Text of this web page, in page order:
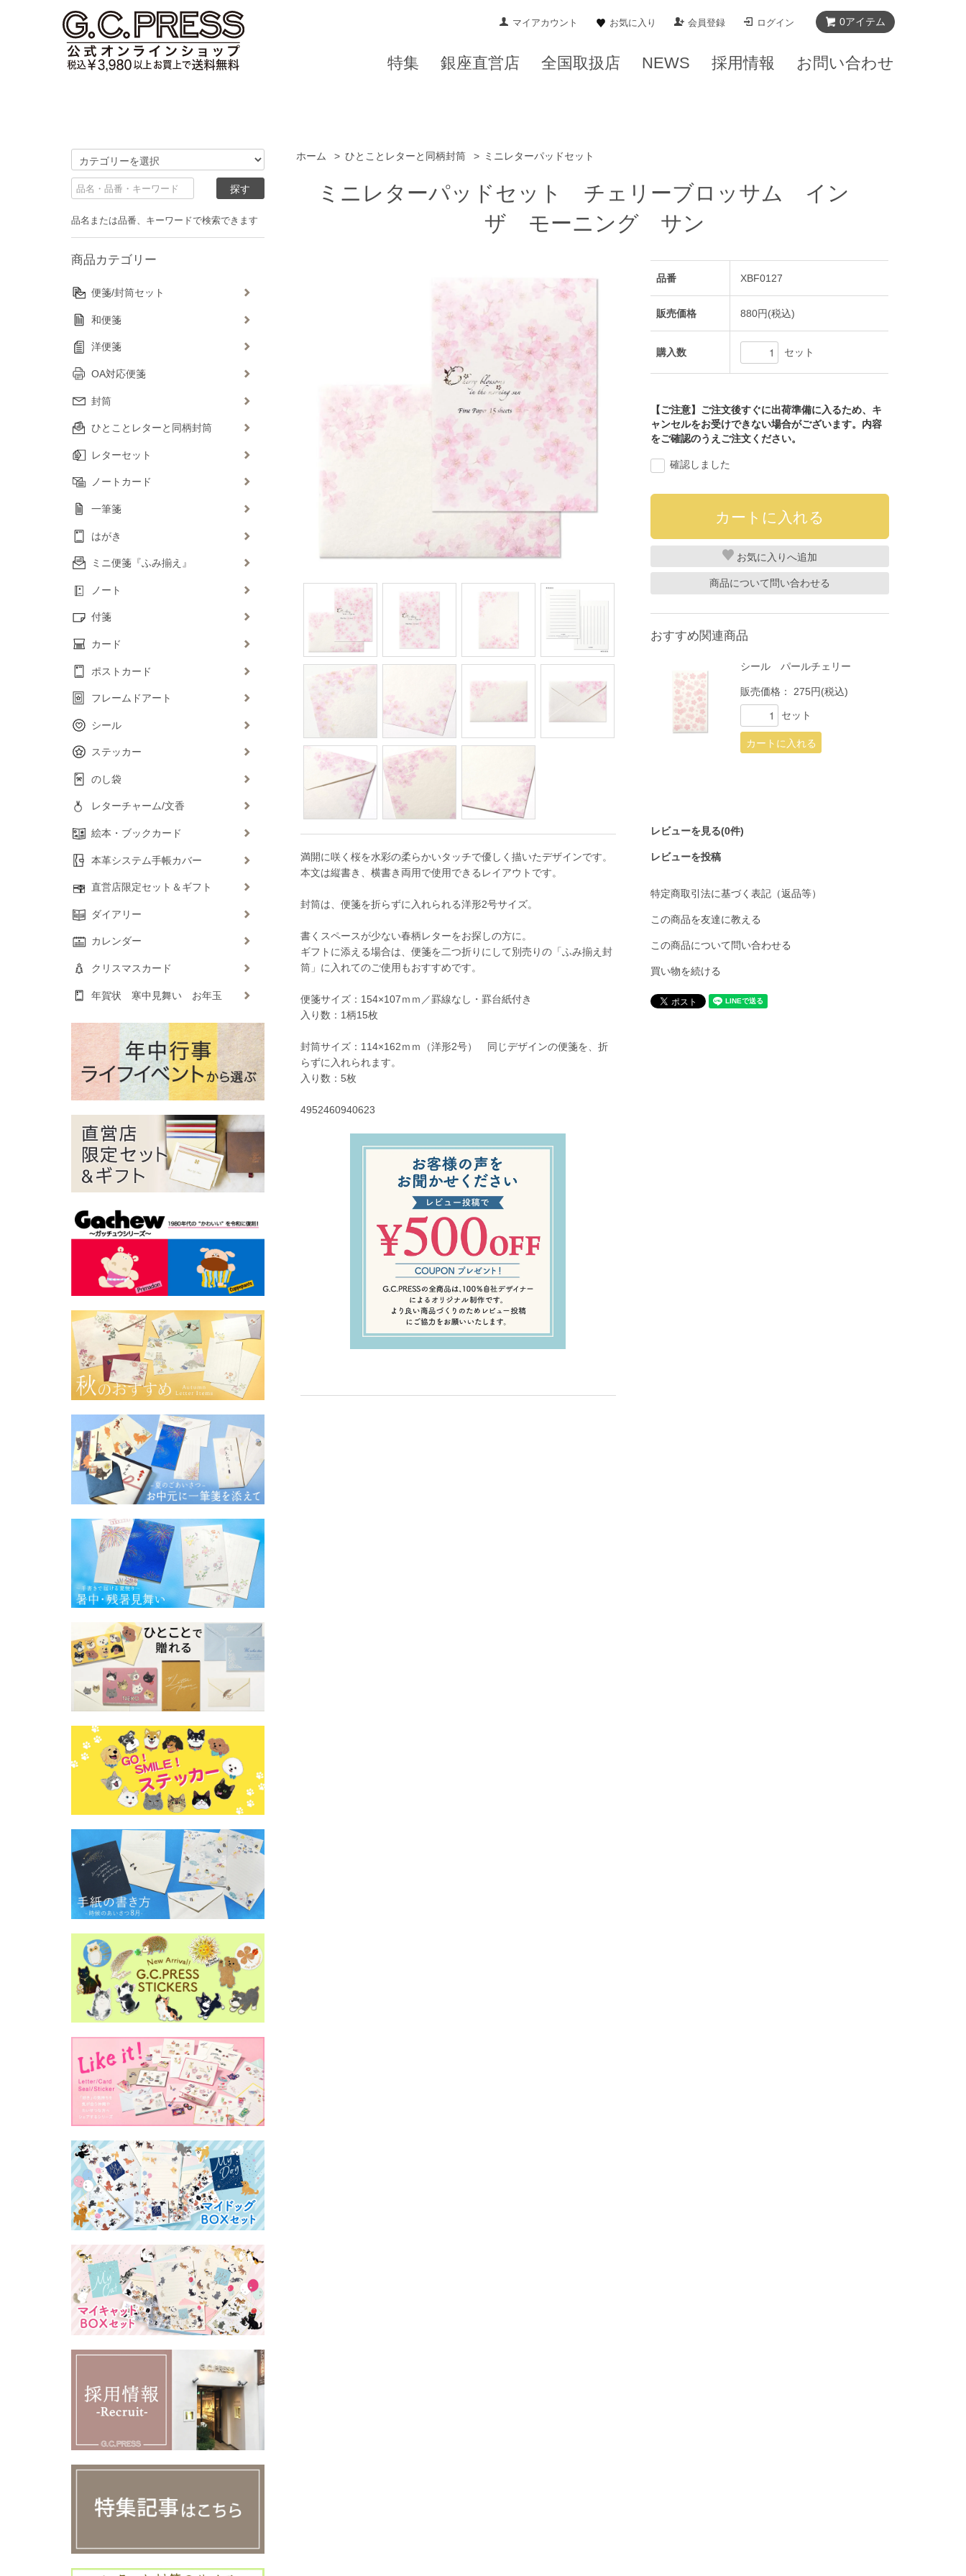
ホーム > ひとことレターと同柄封筒 > ミニレターパッドセット
ミニレターパッドセット チェリーブロッサム イン
ザ モーニング サン
満開に咲く桜を水彩の柔らかいタッチで優しく描いたデザインです。
本文は縦書き、横書き両用で使用できるレイアウトです。
封筒は、便箋を折らずに入れられる洋形2号サイズ。
書くスペースが少ない春柄レターをお探しの方に。
ギフトに添える場合は、便箋を二つ折りにして別売りの「ふみ揃え封
筒」に入れてのご使用もおすすめです。
便箋サイズ：154×107ｍｍ／罫線なし・罫台紙付き
入り数：1柄15枚
封筒サイズ：114×162ｍｍ（洋形2号） 同じデザインの便箋を、折
らずに入れられます。
入り数：5枚
4952460940623
品番 XBF0127
販売価格 880円(税込)
購入数 セット
【ご注意】ご注文後すぐに出荷準備に入るため、キ
ャンセルをお受けできない場合がございます。内容
をご確認のうえご注文ください。
確認しました
お気に入り
商品について問い合わせる
おすすめ関連商品
シール パールチェリー
販売価格：275円(税込)
セット
レビューを見る(0件)
レビューを投稿
特定商取引法に基づく表記（返品等）
この商品を友達に教える
この商品について問い合わせる
買い物を続ける
品名または品番、キーワードで検索できます
商品カテゴリー
便箋/封筒セット
和便箋
洋便箋
OA対応便箋
封筒
ひとことレターと同柄封筒
レターセット
ノートカード
一筆箋
はがき
ミニ便箋『ふみ揃え』
ノート
付箋
カード
ポストカード
フレームドアート
シール
ステッカー
のし袋
レターチャーム/文香
絵本・ブックカード
本革システム手帳カバー
直営店限定セット＆ギフト
ダイアリー
カレンダー
クリスマスカード
年賀状 寒中見舞い お年玉
0アイテム
マイアカウント お気に入り 会員登録 ログイン
特集 銀座直営店 全国取扱店 NEWS 採用情報 お問い合わせ